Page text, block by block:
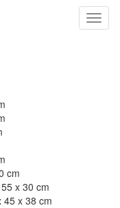
cm
x 30 cm
45 x 38 cm